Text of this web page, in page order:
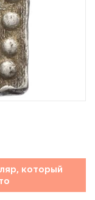
года)
и России
который